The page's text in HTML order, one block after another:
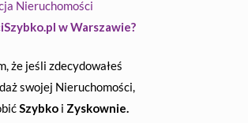
Nieruchomości
w Warszawie?
że jeśli zdecydowałeś
swojej Nieruchomości,
Szybko i Zyskownie.